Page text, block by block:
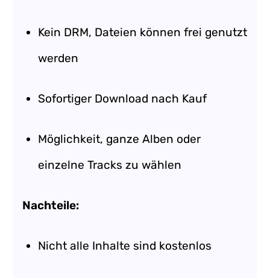
Kein DRM, Dateien können frei genutzt
werden
Sofortiger Download nach Kauf
Möglichkeit, ganze Alben oder
einzelne Tracks zu wählen
Nachteile:
Nicht alle Inhalte sind kostenlos